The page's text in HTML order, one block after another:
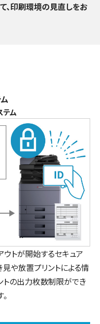
、印刷環境の見直しをお
テム
ウトが開始するセキュア
や放置プリントによる情
トの出力枚数制限ができ